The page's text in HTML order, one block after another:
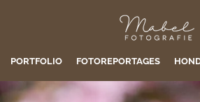
PORTFOLIO FOTOREPORTAGES